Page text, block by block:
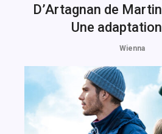
D’Artagnan de
Une
Wienna